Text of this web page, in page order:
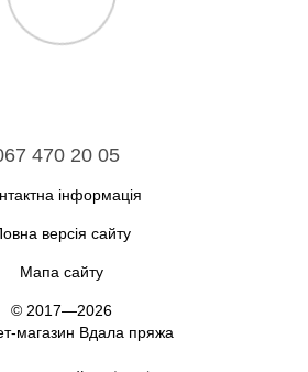
470 20 05
інформація
версія сайту
Мапа сайту
© 2017—2026
магазин Вдала пряжа